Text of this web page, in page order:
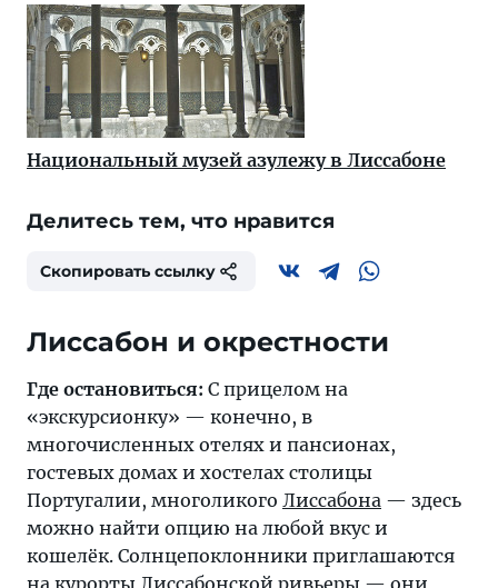
Национальный музей азулежу в Лиссабоне
Делитесь тем, что нравится
Скопировать ссылку
Лиссабон и окрестности
Где остановиться: С прицелом на
«экскурсионку» — конечно, в
многочисленных отелях и пансионах,
гостевых домах и хостелах столицы
Португалии, многоликого Лиссабона — здесь
можно найти опцию на любой вкус и
кошелёк. Солнцепоклонники приглашаются
на курорты Лиссабонской ривьеры — они